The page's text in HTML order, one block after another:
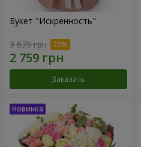
Букет "Искренность"
3 679 грн
Заказать